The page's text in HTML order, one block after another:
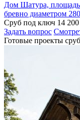
Дом Шатура, площадь
бревно диаметром
Сруб под ключ 14
Задать вопрос
Готовые проекты